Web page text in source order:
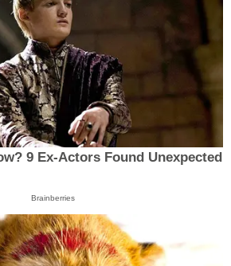
9 Ex-Actors Found Unexpected
Brainberries